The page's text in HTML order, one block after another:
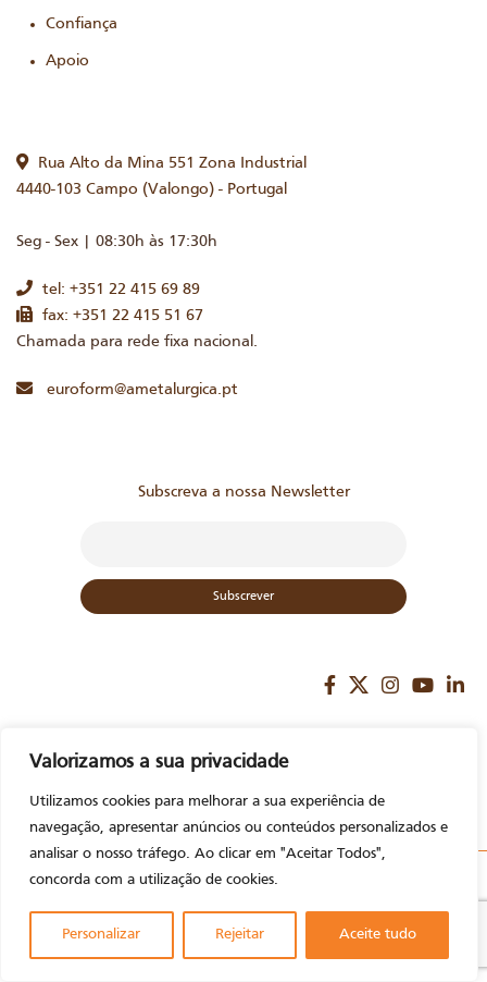
Valorizamos a sua privacidade
Utilizamos cookies para melhorar a sua experiência de
navegação, apresentar anúncios ou conteúdos personalizados e
analisar o nosso tráfego. Ao clicar em "Aceitar Todos",
concorda com a utilização de cookies.
Personalizar Rejeitar Aceite tudo
Confiança
Apoio
Rua Alto da Mina 551 Zona Industrial
4440-103 Campo (Valongo) - Portugal
Seg - Sex | 08:30h às 17:30h
tel: +351 22 415 69 89
fax: +351 22 415 51 67
Chamada para rede fixa nacional.
euroform@ametalurgica.pt
Subscreva a nossa Newsletter
Fale connosco
A Metalúrgica
© 2023. Todos Avisos Legais